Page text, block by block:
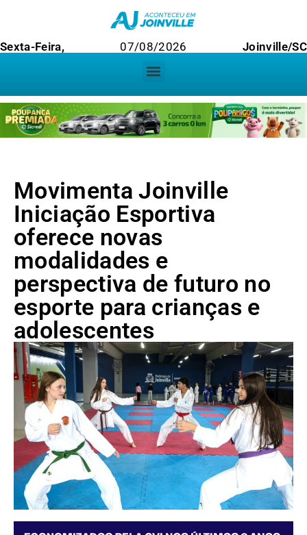
Sexta-Feira, 07/08/2026 Joinville/SC
Movimenta Joinville
Iniciação Esportiva
oferece novas
modalidades e
perspectiva de futuro no
esporte para crianças e
adolescentes